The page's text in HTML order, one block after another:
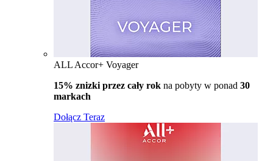
ALL Accor+ Voyager
15% znizki przez cały rok na pobyty w ponad 30
markach
Dołącz Teraz